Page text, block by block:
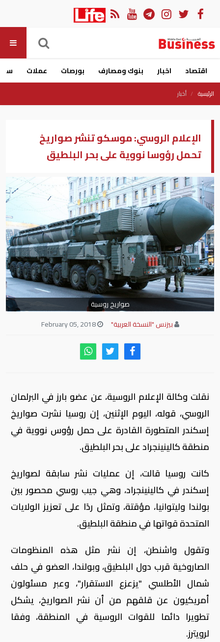
اقتصاد اخبار بنوك ومصارف بورصات عملات
الرئيسية أخبار
الإعلام الروسي: موسكو تنشر صواريخ
تحمل رؤوسا نووية على بحر البلطيق
صواريخ روسية
بيزنس "النسخة العربية"
February 05, 2018
نقلت وكالة الإعلام الروسية، عن عضو بارز في البرلمان
الروسي، قوله، اليوم الإثنين، إن روسيا نشرت صواريخ
إسكندر المتطورة القادرة على حمل رؤوس نووية في
منطقة كالينينجراد على بحر البلطيق.
كانت روسيا قالت، إن عمليات نشر سابقة لصواريخ
إسكندر في كالينينجراد، وهي جيب روسي محصور بين
بولندا وليتوانيا، مؤقتة، وتمثل ردًا على تعزيز الولايات
المتحدة قواتها في منطقة البلطيق.
وتقول واشنطن، إن نشر مثل هذه المنظومات
الصاروخية قرب دول البلطيق، وبولندا، العضو في حلف
شمال الأطلسي "يزعزع الاستقرار"، وعبر مسئولون
أمريكيون عن قلقهم من أن نشر الصواريخ، يشكل
تطويرا دائما للقوات الروسية في المنطقة، وفقا
لرويترز.